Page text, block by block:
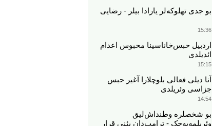
بو جدی تهلوکه‌لر یارادا بیلر - رضایی
15:36
اردبیل حبس‌خاناسینا محبوس اعدام
ائدیلدی
15:15
آنا دیلی فعالی بلوچلارا آغیر حبس
جزاسی وئریلدی
14:54
بو شخصلره وطنداش‌لیق
وئریلمه‌یه‌جک - ترامپ‌دان یئنی قرار